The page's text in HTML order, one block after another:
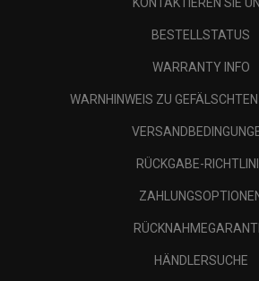
KONTAKTIEREN SIE
BESTELLSTATUS
WARRANTY INFO
WARNHINWEIS ZU
RÜCKGABE-
HÄNDLERSUCHE